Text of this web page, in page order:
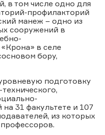
в том числе одно для
профилакторий
манеж – одно из
сооружений в
в селе
бору,
подготовку
31 факультете и 107
из которых